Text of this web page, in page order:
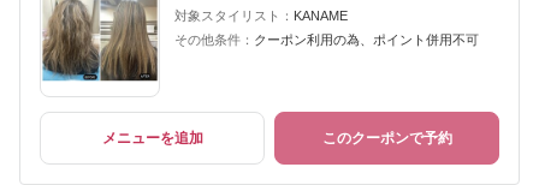
対象スタイリスト： KANAME
その他条件： クーポン利用の為、ポイント併用不可
メニューを追加 このクーポンで予約